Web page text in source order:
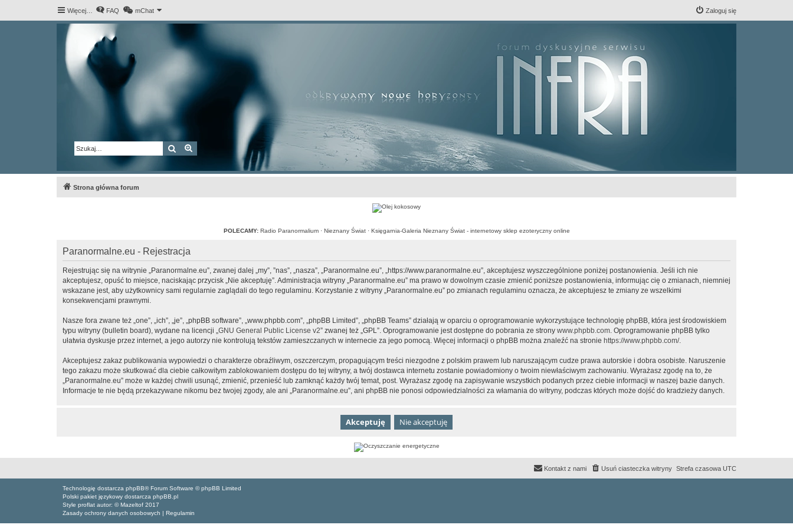
Więcej… FAQ mChat Zaloguj się
Szukaj Wyszukiwanie zaawansowane
Strona główna forum
POLECAMY: Radio Paranormalium· Nieznany Świat· Księgarnia-Galeria Nieznany Świat - internetowy sklep ezoteryczny online
Paranormalne.eu - Rejestracja
Rejestrując się na witrynie „Paranormalne.eu”, zwanej dalej „my”, ”nas”, „nasza”, „Paranormalne.eu”, „https://www.paranormalne.eu”, akceptujesz wyszczególnione poniżej postanowienia. Jeśli ich nie
akceptujesz, opuść to miejsce, naciskając przycisk „Nie akceptuję”. Administracja witryny „Paranormalne.eu” ma prawo w dowolnym czasie zmienić poniższe postanowienia, informując cię o zmianach, niemniej
wskazane jest, aby użytkownicy sami regularnie zaglądali do tego regulaminu. Korzystanie z witryny „Paranormalne.eu” po zmianach regulaminu oznacza, że akceptujesz te zmiany ze wszelkimi
konsekwencjami prawnymi.
Nasze fora zwane też „one”, „ich”, „je”, „phpBB software”, „www.phpbb.com”, „phpBB Limited”, „phpBB Teams” działają w oparciu o oprogramowanie wykorzystujące technologię phpBB, która jest środowiskiem
typu witryny (bulletin board), wydane na licencji „GNU General Public License v2” zwanej też „GPL”. Oprogramowanie jest dostępne do pobrania ze strony www.phpbb.com. Oprogramowanie phpBB tylko
ułatwia dyskusje przez internet, a jego autorzy nie kontrolują tekstów zamieszczanych w internecie za jego pomocą. Więcej informacji o phpBB można znaleźć na stronie https://www.phpbb.com/.
Akceptujesz zakaz publikowania wypowiedzi o charakterze obraźliwym, oszczerczym, propagującym treści niezgodne z polskim prawem lub naruszającym cudze prawa autorskie i dobra osobiste. Naruszenie
tego zakazu może skutkować dla ciebie całkowitym zablokowaniem dostępu do tej witryny, a twój dostawca internetu zostanie powiadomiony o twoim niewłaściwym zachowaniu. Wyrażasz zgodę na to, że
„Paranormalne.eu” może w każdej chwili usunąć, zmienić, przenieść lub zamknąć każdy twój temat, post. Wyrażasz zgodę na zapisywanie wszystkich podanych przez ciebie informacji w naszej bazie danych.
Informacje te nie będą przekazywane nikomu bez twojej zgody, ale ani „Paranormalne.eu”, ani phpBB nie ponosi odpowiedzialności za włamania do witryny, podczas których może dojść do kradzieży danych.
Strefa czasowa UTC
Usuń ciasteczka witryny
Kontakt z nami
Technologię dostarcza phpBB® Forum Software © phpBB Limited
Polski pakiet językowy dostarcza phpBB.pl
Style proflat autor: ©Mazeltof 2017
Zasady ochrony danych osobowych | Regulamin